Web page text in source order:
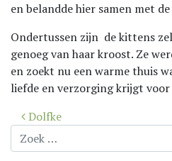
en belandde hier samen met
Ondertussen zijn de kittens
genoeg van haar kroost. Ze
en zoekt nu een warme thuis
liefde en verzorging krijgt voor
Bericht
navigatie
Dolfke
Zoek
naar: